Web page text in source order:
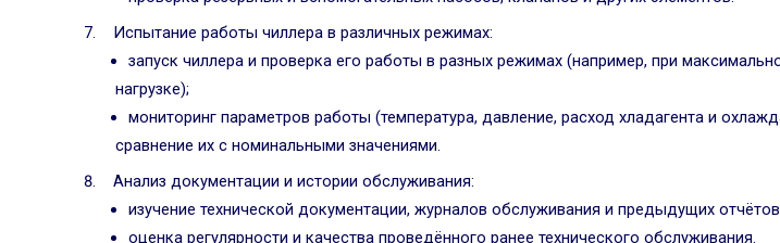
Испытание работы чиллера в различных режимах:
запуск чиллера и проверка его работы в разных режимах (например, при
нагрузке);
мониторинг параметров работы (температура, давление, расход хладагента и
сравнение их с номинальными значениями.
Анализ документации и истории обслуживания:
изучение технической документации, журналов обслуживания и предыдущих
оценка регулярности и качества проведённого ранее технического обслуживания.